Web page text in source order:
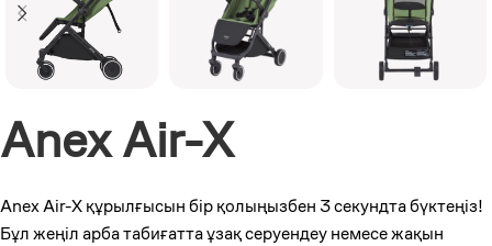
Anex Air-X
Anex Air-X құрылғысын бір қолыңызбен 3 секундта бүктеңіз!
Бұл жеңіл арба табиғатта ұзақ серуендеу немесе жақын